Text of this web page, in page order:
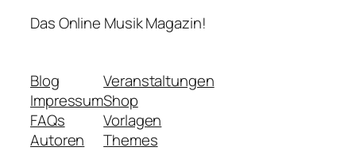
Das Online Musik Magazin!
Blog
Impressum
FAQs
Autoren
Veranstaltungen
Shop
Vorlagen
Themes